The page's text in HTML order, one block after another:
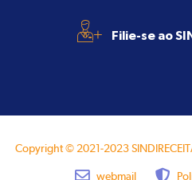
+ Filie-se ao
Copyright © 2021-2023
webmail